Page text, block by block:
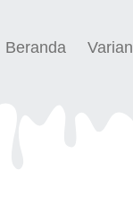
Beranda Varian